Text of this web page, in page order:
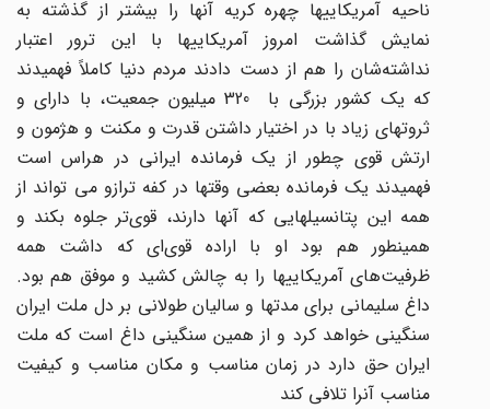
ناحیه آمریکاییها چهره کریه آنها را بیشتر از گذشته به
نمایش گذاشت امروز آمریکاییها با این ترور اعتبار
نداشته‌شان را هم از دست دادند مردم دنیا کاملاً فهمیدند
که یک کشور بزرگی با 320 میلیون جمعیت، با دارای و
ثروتهای زیاد با در اختیار داشتن قدرت و مکنت و هژمون و
ارتش قوی چطور از یک فرمانده ایرانی در هراس است
فهمیدند یک فرمانده بعضی وقتها در کفه ترازو می تواند از
همه این پتانسیلهایی که آنها دارند، قوی‌تر جلوه بکند و
همینطور هم بود او با اراده قوی‌ای که داشت همه
ظرفیت‌های آمریکاییها را به چالش کشید و موفق هم بود.
داغ سلیمانی برای مدتها و سالیان طولانی بر دل ملت ایران
سنگینی خواهد کرد و از همین سنگینی داغ است که ملت
ایران حق دارد در زمان مناسب و مکان مناسب و کیفیت
مناسب آنرا تلافی کند